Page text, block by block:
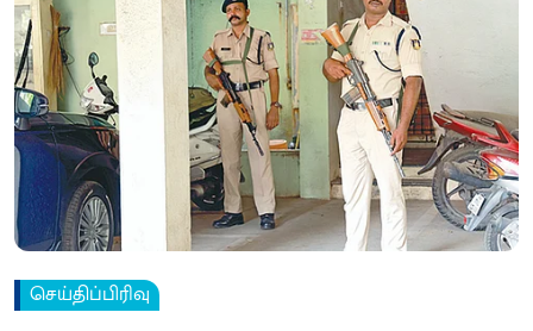
செய்திப்பிரிவு